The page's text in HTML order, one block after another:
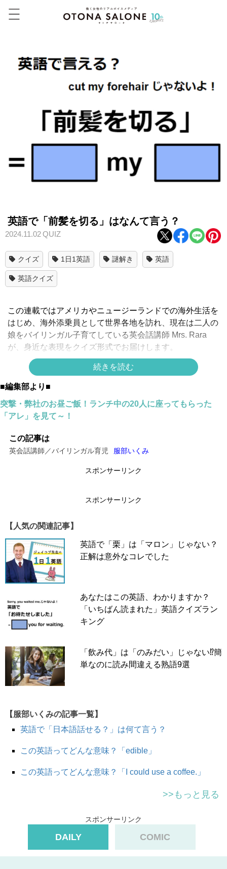
英語で「前髪を切る」はなんて言う？
2024.11.02QUIZ
クイズ 1日1英語 謎解き 英語
英語クイズ
この連載ではアメリカやニュージーランドでの海外生活を
はじめ、海外添乗員として世界各地を訪れ、現在は二人の
娘をバイリンガル子育てしている英会話講師 Mrs. Rara
が、身近な表現をクイズ形式でお届けします。
「前髪を切る
正解は
↓
↓
↓
スポンサーリンク
trim= きれいに整える、手入れする
bangs= 前髪
ます。
cut とtrimの違いですが、cut
は髪型を変えたとしっかり
先だけだったり、整えて元の状態に戻すとき、髪型自体は
続きを読む
■編集部より■
突撃・弊社のお昼ご飯！ランチ中の20人に座ってもらった
「アレ」を見て～！
この記事は
英会話講師／バイリンガル育児 服部いくみ
スポンサーリンク
スポンサーリンク
【人気の関連記事】
英語で「栗」は「マロン」じゃない？
正解は意外なコレでした
あなたはこの英語、わかりますか？
「いちばん読まれた」英語クイズラン
キング
「飲み代」は「のみだい」じゃない⁉簡
単なのに読み間違える熟語9選
【服部いくみの記事一覧】
英語で「日本語話せる？」は何て言う？
この英語ってどんな意味？「edible」
この英語ってどんな意味？「I could use a coffee.」
>>もっと見る
スポンサーリンク
DAILY COMIC